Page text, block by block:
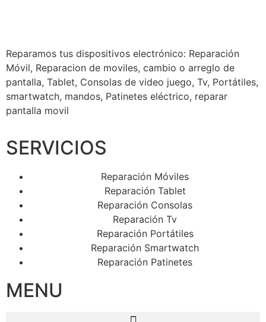
Reparamos tus dispositivos electrónico: Reparación
Móvil, Reparacion de moviles, cambio o arreglo de
pantalla, Tablet, Consolas de video juego, Tv, Portátiles,
smartwatch, mandos, Patinetes eléctrico, reparar
pantalla movil
SERVICIOS
Reparación Móviles
Reparación Tablet
Reparación Consolas
Reparación Tv
Reparación Portátiles
Reparación Smartwatch
Reparación Patinetes
MENU